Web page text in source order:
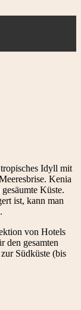
Idyll mit
Kenia
Küste.
ist, kann man
von Hotels
den gesamten
Südküste (bis